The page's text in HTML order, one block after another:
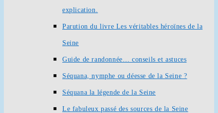
explication.
Parution du livre Les véritables héroïnes de la
Seine
Guide de randonnée… conseils et astuces
Séquana, nymphe ou déesse de la Seine ?
Séquana la légende de la Seine
Le fabuleux passé des sources de la Seine